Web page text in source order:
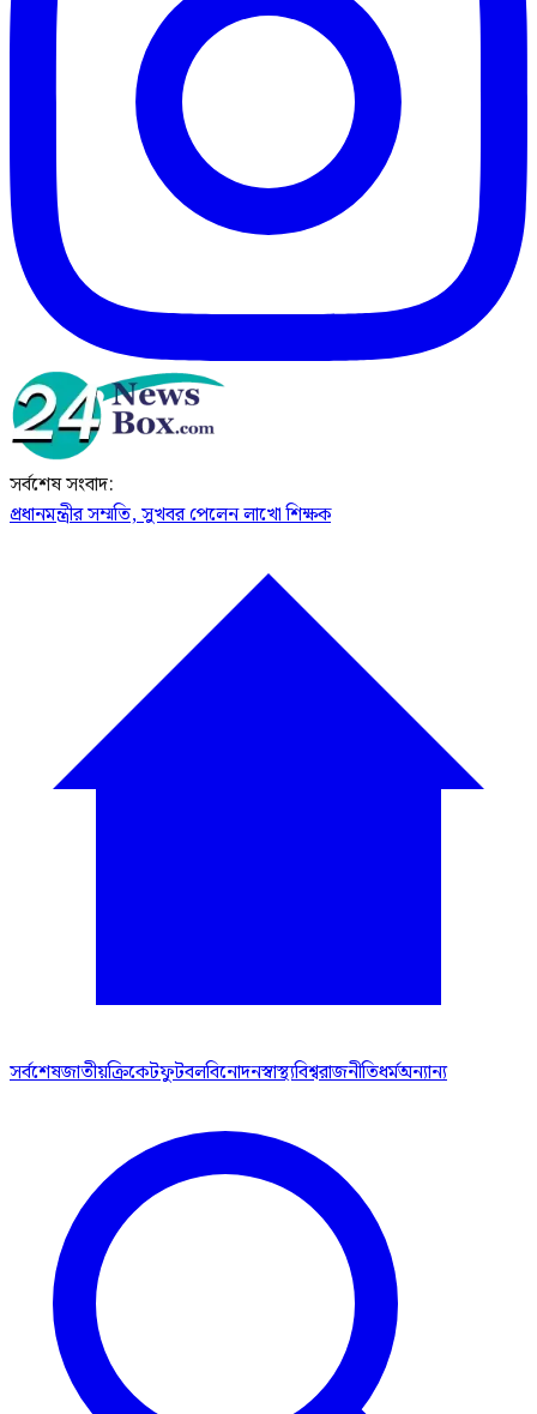
সর্বশেষ সংবাদ:
প্রধানমন্ত্রীর সম্মতি, সুখবর পেলেন লাখো শিক্ষক
সর্বশেষজাতীয়ক্রিকেটফুটবলবিনোদনস্বাস্থ্যবিশ্বরাজনীতিধর্মঅন্যান্য